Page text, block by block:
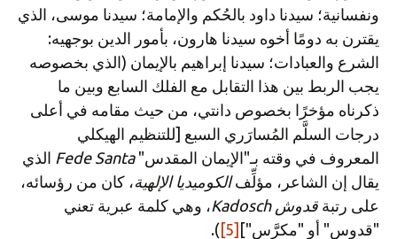
ونفسانية؛ سيدنا داود بالحُكم والإمامة؛ سيدنا موسى، الذي
يقترن به دومًا أخوه سيدنا هارون، بأمور الدين بوجهيه:
الشرع والعبادات؛ سيدنا إبراهيم بالإيمان (الذي بخصوصه
يجب الربط بين هذا التقابل مع الفلك السابع وبين ما
ذكرناه مؤخرًا بخصوص دانتي، من حيث مقامه في أعلى
درجات السلَّم المُسارَري السبع [للتنظيم الهيكلي
المعروف في وقته بـ"الإيمان المقدس"Fede Santa الذي
يقال إن الشاعر، مؤلِّفالكوميديا الإلهية، كان من رؤسائه،
على رتبة قدوش Kadosch، وهي كلمة عبرية تعني
"قدوس" أو "مكرَّس"] [5]
).